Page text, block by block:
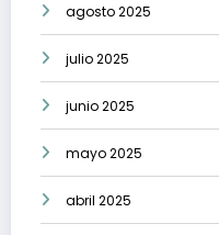
agosto 2025
julio 2025
junio 2025
mayo 2025
abril 2025